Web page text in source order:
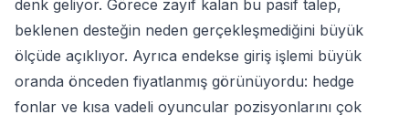
denk geliyor. Görece zayıf kalan bu pasif talep,
beklenen desteğin neden gerçekleşmediğini büyük
ölçüde açıklıyor. Ayrıca endekse giriş işlemi büyük
oranda önceden fiyatlanmış görünüyordu: hedge
fonlar ve kısa vadeli oyuncular pozisyonlarını çok